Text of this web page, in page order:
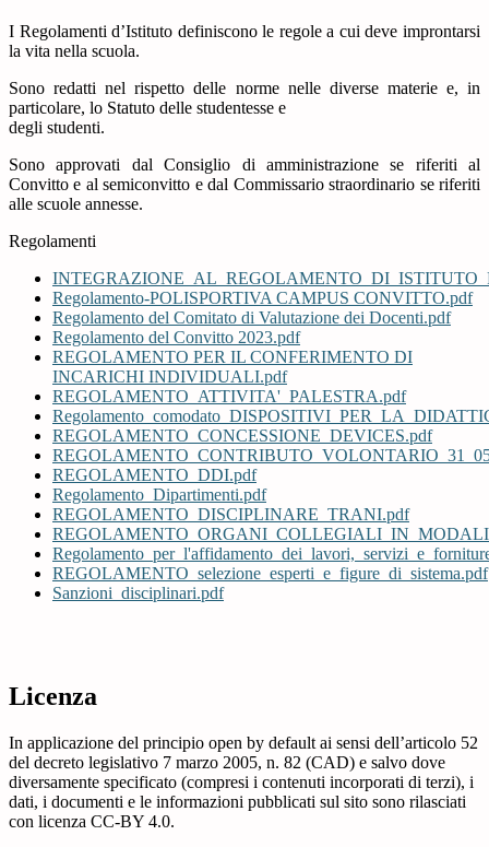
I Regolamenti d’Istituto definiscono le regole a cui deve improntarsi
la vita nella scuola.
Sono redatti nel rispetto delle norme nelle diverse materie e, in
particolare, lo Statuto delle studentesse e
degli studenti.
Sono approvati dal Consiglio di amministrazione se riferiti al
Convitto e al semiconvitto e dal Commissario straordinario se riferiti
alle scuole annesse.
Regolamenti
Regolamento-POLISPORTIVA CAMPUS CONVITTO.pdf
Regolamento del Comitato di Valutazione dei Docenti.pdf
Regolamento del Convitto 2023.pdf
REGOLAMENTO PER IL CONFERIMENTO DI
INCARICHI INDIVIDUALI.pdf
REGOLAMENTO_ATTIVITA'_PALESTRA.pdf
REGOLAMENTO_CONCESSIONE_DEVICES.pdf
REGOLAMENTO_DDI.pdf
Regolamento_Dipartimenti.pdf
REGOLAMENTO_DISCIPLINARE_TRANI.pdf
REGOLAMENTO_selezione_esperti_e_figure_di_sistema.pdf
Sanzioni_disciplinari.pdf
Licenza
In applicazione del principio open by default ai sensi dell’articolo 52
del decreto legislativo 7 marzo 2005, n. 82 (CAD) e salvo dove
diversamente specificato (compresi i contenuti incorporati di terzi), i
dati, i documenti e le informazioni pubblicati sul sito sono rilasciati
con licenza CC-BY 4.0.